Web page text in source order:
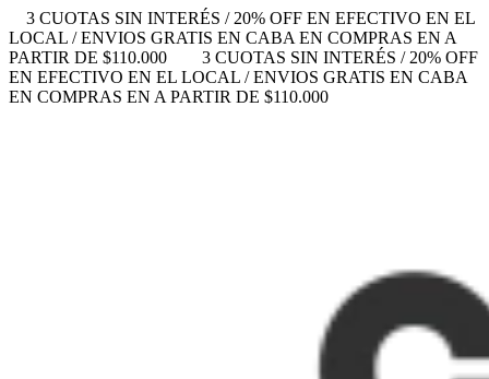
3 CUOTAS SIN INTERÉS / 20% OFF EN EFECTIVO EN EL
LOCAL / ENVIOS GRATIS EN CABA EN COMPRAS EN A
PARTIR DE $110.000
3 CUOTAS SIN INTERÉS / 20% OFF
EN EFECTIVO EN EL LOCAL / ENVIOS GRATIS EN CABA
EN COMPRAS EN A PARTIR DE $110.000